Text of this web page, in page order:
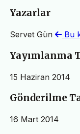
Yazarlar
Servet Gün Bu
Yayımlanma
15 Haziran 2014
Gönderilme
16 Mart 2014